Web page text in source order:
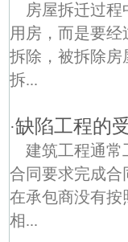
房屋拆迁过
用房，而是要
拆除，被拆除房
拆...
·缺陷工程的
建筑工程通
合同要求完成合
在承包商没有按
相...